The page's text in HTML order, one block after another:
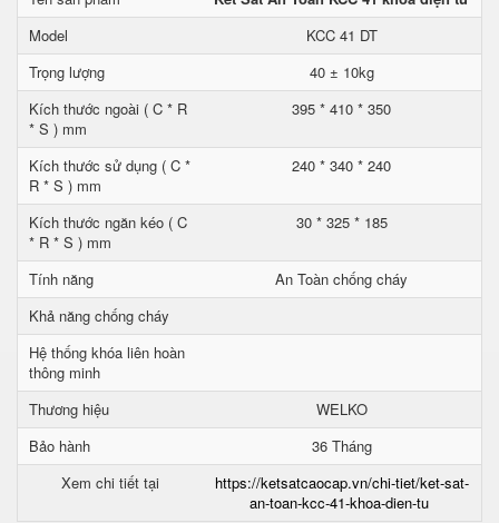
Model
KCC 41 DT
Trọng lượng
40 ± 10kg
Kích thước ngoài ( C * R
* S ) mm
395 * 410 * 350
Kích thước sử dụng ( C *
R * S ) mm
240 * 340 * 240
Kích thước ngăn kéo ( C
* R * S ) mm
30 * 325 * 185
Tính năng
An Toàn chống cháy
Khả năng chống cháy
Hệ thống khóa liên hoàn
thông minh
Thương hiệu
WELKO
Bảo hành
36 Tháng
Xem chi tiết tại
https://ketsatcaocap.vn/chi-tiet/ket-sat-
an-toan-kcc-41-khoa-dien-tu